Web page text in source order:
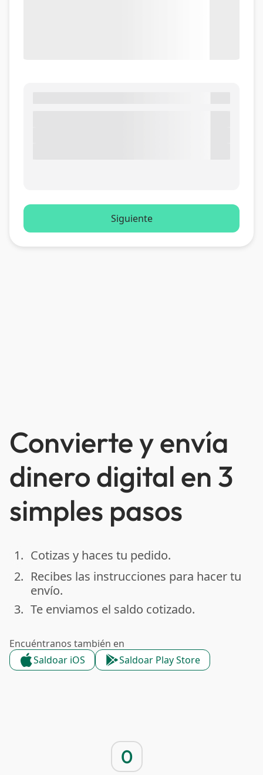
Convierte y envía
dinero digital en 3
simples pasos
done
1. Cotizas y haces tu pedido.
done
2. Recibes las instrucciones para hacer tu
envío.
done
3. Te enviamos el saldo cotizado.
Encuéntranos también en
Saldoar iOS
Saldoar Play Store
Siguiente
0